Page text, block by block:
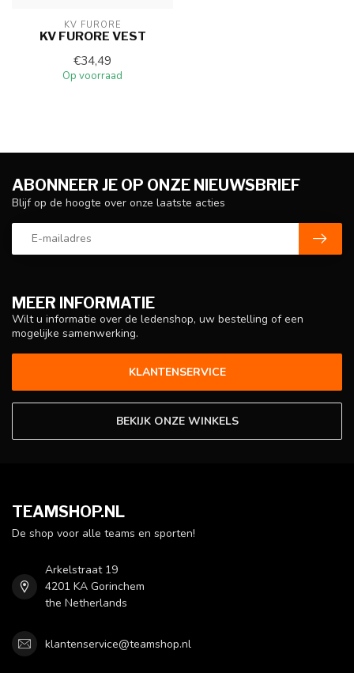
KV FURORE
KV FURORE VEST
€34,49
Op voorraad
MEER INFORMATIE
Wilt u informatie over de ledenshop, uw bestelling of een
mogelijke samenwerking.
KLANTENSERVICE
BEKIJK ONZE WINKELS
ABONNEER JE OP ONZE NIEUWSBRIEF
Blijf op de hoogte over onze laatste acties
TEAMSHOP.NL
De shop voor alle teams en sporten!
Arkelstraat 19
4201 KA Gorinchem
the Netherlands
klantenservice@teamshop.nl